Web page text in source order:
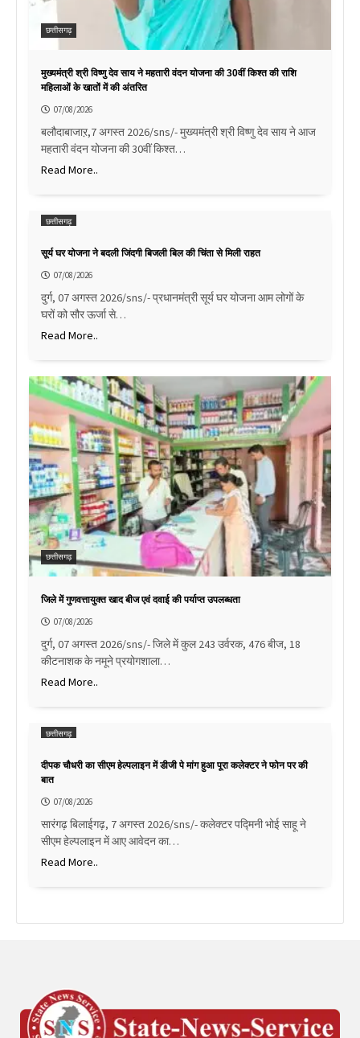
छत्तीसगढ़
मुख्यमंत्री श्री विष्णु देव साय ने महतारी वंदन योजना की 30वीं किश्त की राशि
महिलाओं के खातों में की अंतरित
07/08/2026
बलौदाबाजाऱ,7 अगस्त 2026/sns/- मुख्यमंत्री श्री विष्णु देव साय ने आज
महतारी वंदन योजना की 30वीं किश्त…
Read More..
छत्तीसगढ़
सूर्य घर योजना ने बदली जिंदगी बिजली बिल की चिंता से मिली राहत
07/08/2026
दुर्ग, 07 अगस्त 2026/sns/- प्रधानमंत्री सूर्य घर योजना आम लोगों के
घरों को सौर ऊर्जा से…
Read More..
छत्तीसगढ़
जिले में गुणवत्तायुक्त खाद बीज एवं दवाई की पर्याप्त उपलब्धता
07/08/2026
दुर्ग, 07 अगस्त 2026/sns/- जिले में कुल 243 उर्वरक, 476 बीज, 18
कीटनाशक के नमूने प्रयोगशाला…
Read More..
छत्तीसगढ़
दीपक चौधरी का सीएम हेल्पलाइन में डीजी पे मांग हुआ पूरा कलेक्टर ने फोन पर की
बात
07/08/2026
सारंगढ़ बिलाईगढ़, 7 अगस्त 2026/sns/- कलेक्टर पद्मिनी भोई साहू ने
सीएम हेल्पलाइन में आए आवेदन का…
Read More..